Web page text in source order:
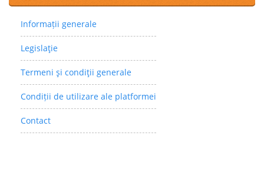
Informații generale
Legislaţie
Termeni şi condiţii generale
Condiții de utilizare ale platformei
Contact